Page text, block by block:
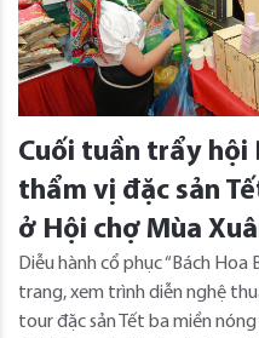
Cuối tuần trẩy hội
thẩm vị đặc sản
ở Hội chợ Mùa
Diễu hành cổ phục “Bách Hoa
trang, xem trình diễn nghệ
tour đặc sản Tết ba miền